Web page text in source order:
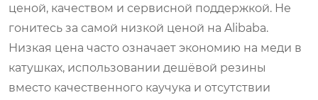
ценой, качеством и сервисной поддержкой. Не
гонитесь за самой низкой ценой на Alibaba.
Низкая цена часто означает экономию на меди в
катушках, использовании дешёвой резины
вместо качественного каучука и отсутствии